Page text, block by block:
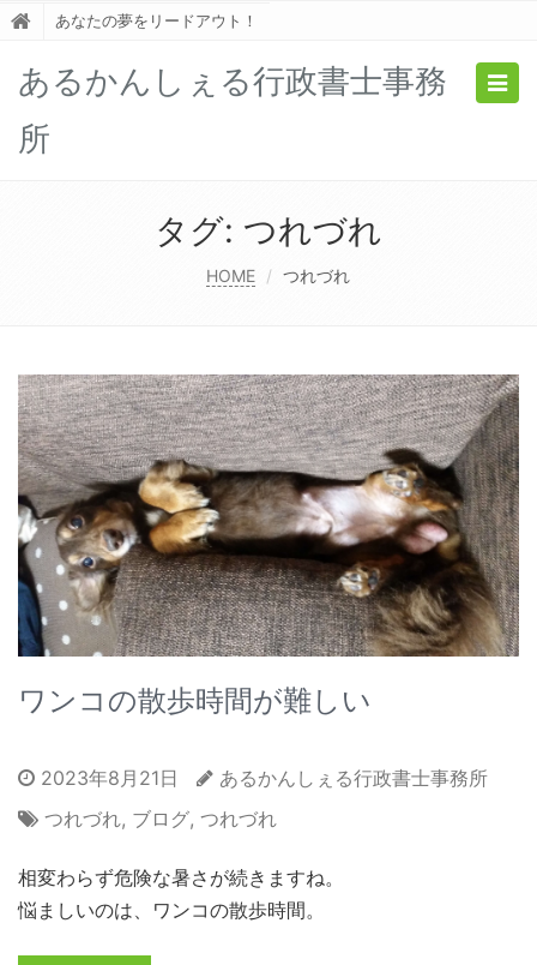
あなたの夢をリードアウト！
あるかんしぇる行政書士事務
所
タグ: つれづれ
HOME つれづれ
ワンコの散歩時間が難しい
2023年8月21日
あるかんしぇる行政書士事務所
つれづれ, ブログ, つれづれ
相変わらず危険な暑さが続きますね。
悩ましいのは、ワンコの散歩時間。